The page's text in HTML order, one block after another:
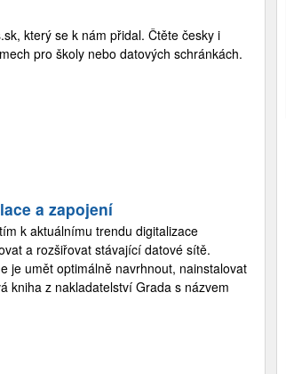
který se k nám přidal. Čtěte česky i
pro školy nebo datových schránkách.
a zapojení
k aktuálnímu trendu digitalizace
a rozšiřovat stávající datové sítě.
je umět optimálně navrhnout, nainstalovat
kniha z nakladatelství Grada s názvem